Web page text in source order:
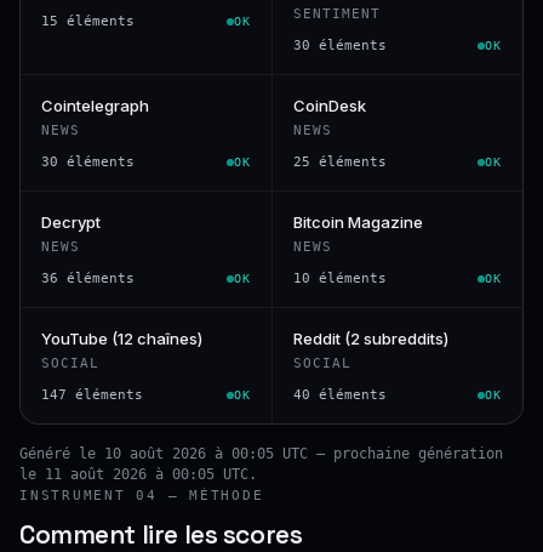
15 éléments OK
SENTIMENT
30 éléments OK
Cointelegraph
NEWS
30 éléments OK
CoinDesk
NEWS
25 éléments OK
Decrypt
NEWS
36 éléments OK
Bitcoin Magazine
NEWS
10 éléments OK
YouTube (12 chaînes)
SOCIAL
147 éléments OK
Reddit (2 subreddits)
SOCIAL
40 éléments OK
Généré le 10 août 2026 à 00:05 UTC — prochaine génération
le 11 août 2026 à 00:05 UTC.
INSTRUMENT 04 — MÉTHODE
Comment lire les scores